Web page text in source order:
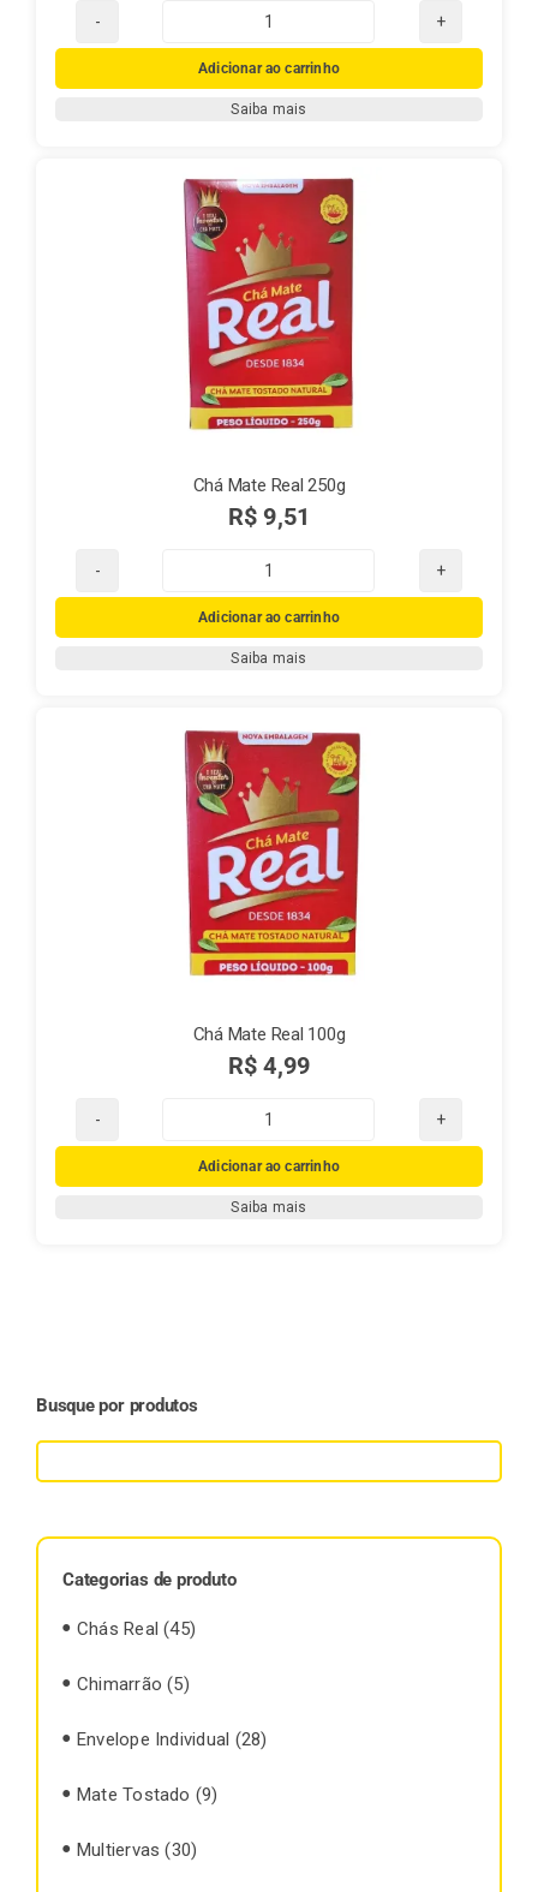
Chá
Mate
Real
Adicionar ao carrinho
Saiba mais
Chá Mate Real 250g
R$ 9,51
Chá
Mate
Real
Adicionar ao carrinho
Saiba mais
Chá Mate Real 100g
R$ 4,99
Chá
Mate
Real
Adicionar ao carrinho
Saiba mais
Busque por produtos
Categorias de produto
Chás Real (45)
Chimarrão (5)
Envelope Individual (28)
Mate Tostado (9)
Multiervas (30)